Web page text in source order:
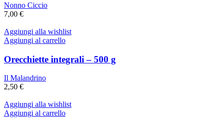
Nonno Ciccio
7,00 €
Aggiungi alla wishlist
Aggiungi al carrello
Orecchiette integrali – 500 g
Il Malandrino
2,50 €
Aggiungi alla wishlist
Aggiungi al carrello